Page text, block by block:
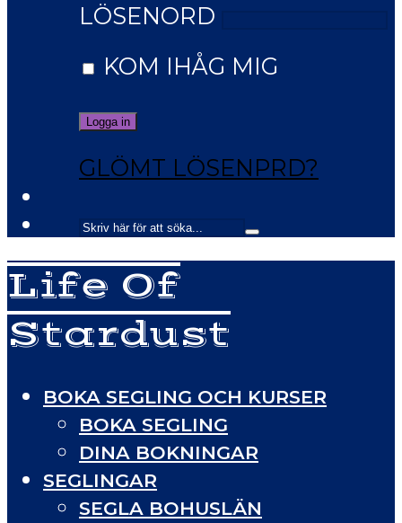
LÖSENORD
KOM IHÅG MIG
GLÖMT LÖSENPRD?
Life Of
Stardust
BOKA SEGLING OCH KURSER
BOKA SEGLING
DINA BOKNINGAR
SEGLINGAR
SEGLA BOHUSLÄN